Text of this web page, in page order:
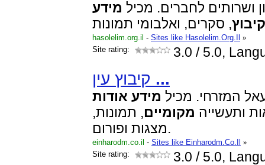
ושרותים לחברים. מכיל מידע
קיבוץ
hasolelim.org.il - Sites like Hasolelim.Org.Il
»
Site rating:
3.0 / 5.0,
...
המזרחי. מכיל מידע אודות
ותעשייה מקומיים, תמונות,
מצגות ופורום.
einharodm.co.il - Sites like Einharodm.Co.Il
»
Site rating:
3.0 / 5.0,